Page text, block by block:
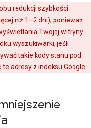
redukcji szybkości
niż 1–2 dni), ponieważ
Twojej witryny
wyszukiwarki, jeśli
takie kody stanu pod
adresy z indeksu Google.